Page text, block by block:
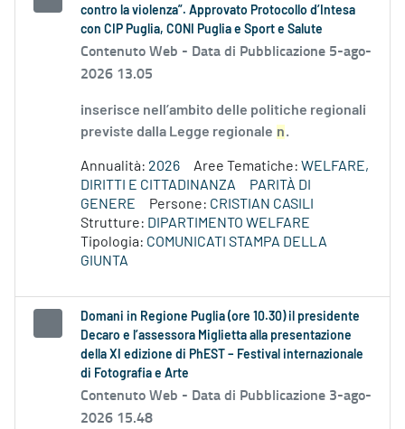
contro la violenza”. Approvato Protocollo d’Intesa
con CIP Puglia, CONI Puglia e Sport e Salute
Contenuto Web - Data di Pubblicazione 5-ago-
2026 13.05
inserisce nell’ambito delle politiche regionali
previste dalla Legge regionale n.
Annualità: 2026 Aree Tematiche: WELFARE,
DIRITTI E CITTADINANZA
PARITÀ DI
GENERE
Persone: CRISTIAN CASILI
Strutture: DIPARTIMENTO WELFARE
Tipologia: COMUNICATI STAMPA DELLA
GIUNTA
Domani in Regione Puglia (ore 10.30) il presidente
Decaro e l’assessora Miglietta alla presentazione
della XI edizione di PhEST – Festival internazionale
di Fotografia e Arte
Contenuto Web - Data di Pubblicazione 3-ago-
2026 15.48